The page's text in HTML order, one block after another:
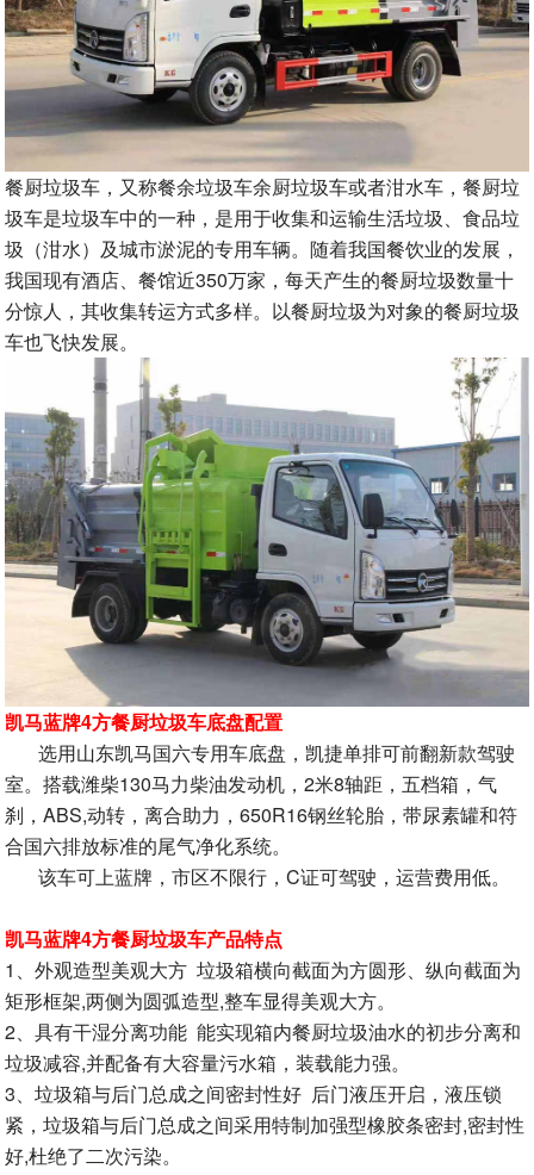
餐厨垃圾车，又称餐余垃圾车余厨垃圾车或者泔水车，餐厨垃
圾车是垃圾车中的一种，是用于收集和运输生活垃圾、食品垃
圾（泔水）及城市淤泥的专用车辆。随着我国餐饮业的发展，
我国现有酒店、餐馆近350万家，每天产生的餐厨垃圾数量十
分惊人，其收集转运方式多样。以餐厨垃圾为对象的餐厨垃圾
车也飞快发展。
凯马蓝牌4方餐厨垃圾车底盘配置
选用山东凯马国六专用车底盘，凯捷单排可前翻新款驾驶
室。搭载潍柴130马力柴油发动机，2米8轴距，五档箱，气
刹，ABS,动转，离合助力，650R16钢丝轮胎，带尿素罐和符
合国六排放标准的尾气净化系统。
该车可上蓝牌，市区不限行，C证可驾驶，运营费用低。
凯马蓝牌4方餐厨垃圾车产品特点
1、外观造型美观大方 垃圾箱横向截面为方圆形、纵向截面为
矩形框架,两侧为圆弧造型,整车显得美观大方。
2、具有干湿分离功能 能实现箱内餐厨垃圾油水的初步分离和
垃圾减容,并配备有大容量污水箱，装载能力强。
3、垃圾箱与后门总成之间密封性好 后门液压开启，液压锁
紧，垃圾箱与后门总成之间采用特制加强型橡胶条密封,密封性
好,杜绝了二次污染。